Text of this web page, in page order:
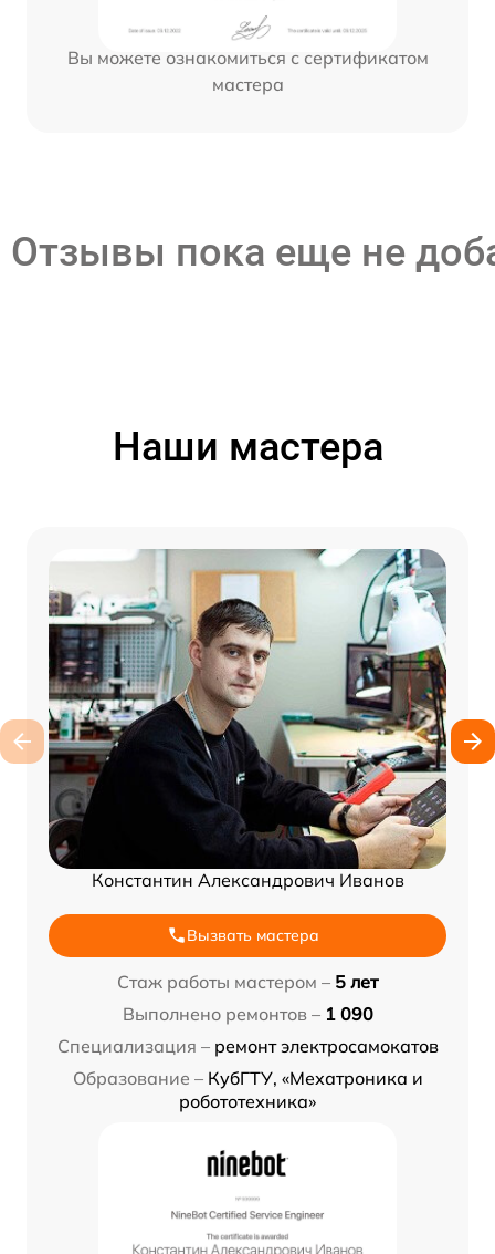
Вы можете ознакомиться с сертификатом
мастера
Отзывы пока еще не
Наши мастера
Константин Александрович Иванов
Вызвать мастера
Стаж работы мастером – 5 лет
Выполнено ремонтов – 1 090
Специализация – ремонт электросамокатов
Образование – КубГТУ, «Мехатроника и
робототехника»